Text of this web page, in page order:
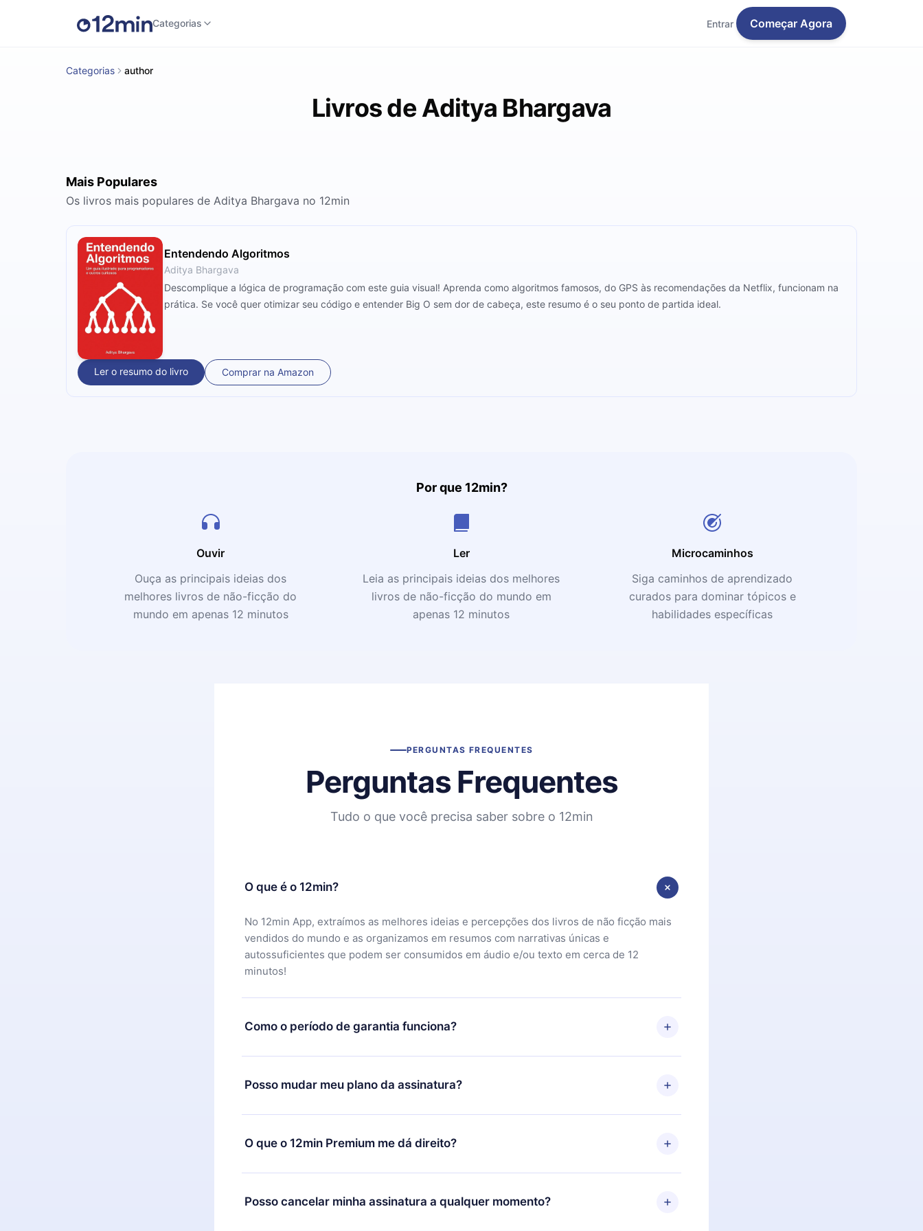
Categorias Entrar Começar Agora
Categorias author
Livros de Aditya Bhargava
Mais Populares
Os livros mais populares de Aditya Bhargava no 12min
Entendendo Algoritmos
Aditya Bhargava
Descomplique a lógica de programação com este guia visual! Aprenda como algoritmos famosos, do GPS às recomendações da Netflix, funcionam na
prática. Se você quer otimizar seu código e entender Big O sem dor de cabeça, este resumo é o seu ponto de partida ideal.
Ler o resumo do livro Comprar na Amazon
Por que 12min?
Ouvir
Ouça as principais ideias dos
melhores livros de não-ficção do
mundo em apenas 12 minutos
Ler
Leia as principais ideias dos melhores
livros de não-ficção do mundo em
apenas 12 minutos
Microcaminhos
Siga caminhos de aprendizado
curados para dominar tópicos e
habilidades específicas
PERGUNTAS FREQUENTES
Perguntas Frequentes
Tudo o que você precisa saber sobre o 12min
O que é o 12min?
No 12min App, extraímos as melhores ideias e percepções dos livros de não ficção mais
vendidos do mundo e as organizamos em resumos com narrativas únicas e
autossuficientes que podem ser consumidos em áudio e/ou texto em cerca de 12
minutos!
Como o período de garantia funciona?
Você pode baixar nosso aplicativo e começar a aproveitar nossa biblioteca. Se por algum
motivo não ficar satisfeito com nossa plataforma, basta entrar em contato com nossa
equipe de suporte (
contato@12min.com
) em até 7 dias após a compra e solicitar o
Posso mudar meu plano da assinatura?
Sim, mas a mudança só se aplicará a partir do próximo período de cobrança. Por
exemplo, se você decidiu mudar sua assinatura mensal para anual, após confirmar a
mudança para o plano anual, o novo plano só será aplicado e cobrado após o aniversário
O que o 12min Premium me dá direito?
O 12min Premium é um plano que te garante acesso a toda nossa biblioteca de 2500+
títulos disponíveis em 3 línguas (Inglês, espanhol e português) que você pode ler ou
ouvir a qualquer momento através do nosso aplicativo disponível para iOS, Android e
Posso cancelar minha assinatura a qualquer momento?